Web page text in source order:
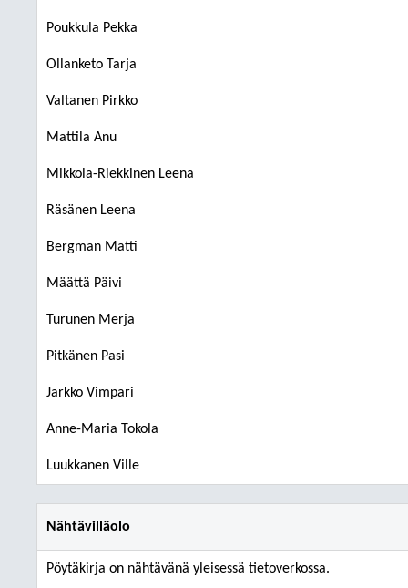
Poukkula Pekka
Ollanketo Tarja
Valtanen Pirkko
Mattila Anu
Mikkola-Riekkinen Leena
Räsänen Leena
Bergman Matti
Määttä Päivi
Turunen Merja
Pitkänen Pasi
Jarkko Vimpari
Anne-Maria Tokola
Luukkanen Ville
Nähtävilläolo
Pöytäkirja on nähtävänä yleisessä tietoverkossa.